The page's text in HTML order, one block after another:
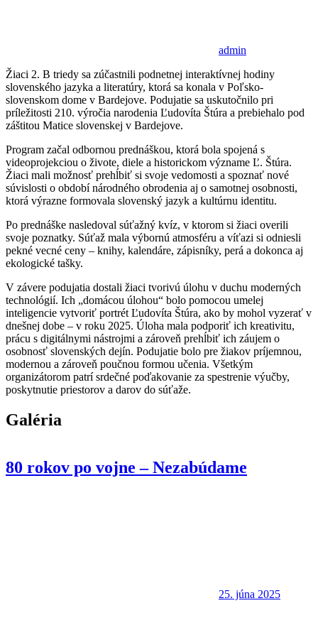
admin
Žiaci 2. B triedy sa zúčastnili podnetnej interaktívnej hodiny
slovenského jazyka a literatúry, ktorá sa konala v Poľsko-
slovenskom dome v Bardejove. Podujatie sa uskutočnilo pri
príležitosti 210. výročia narodenia Ľudovíta Štúra a prebiehalo pod
záštitou Matice slovenskej v Bardejove.
Program začal odbornou prednáškou, ktorá bola spojená s
videoprojekciou o živote, diele a historickom význame Ľ. Štúra.
Žiaci mali možnosť prehĺbiť si svoje vedomosti a spoznať nové
súvislosti o období národného obrodenia aj o samotnej osobnosti,
ktorá výrazne formovala slovenský jazyk a kultúrnu identitu.
Po prednáške nasledoval súťažný kvíz, v ktorom si žiaci overili
svoje poznatky. Súťaž mala výbornú atmosféru a víťazi si odniesli
pekné vecné ceny – knihy, kalendáre, zápisníky, perá a dokonca aj
ekologické tašky.
V závere podujatia dostali žiaci tvorivú úlohu v duchu moderných
technológií. Ich „domácou úlohou“ bolo pomocou umelej
inteligencie vytvoriť portrét Ľudovíta Štúra, ako by mohol vyzerať v
dnešnej dobe – v roku 2025. Úloha mala podporiť ich kreativitu,
prácu s digitálnymi nástrojmi a zároveň prehĺbiť ich záujem o
osobnosť slovenských dejín. Podujatie bolo pre žiakov príjemnou,
modernou a zároveň poučnou formou učenia. Všetkým
organizátorom patrí srdečné poďakovanie za spestrenie výučby,
poskytnutie priestorov a darov do súťaže.
Galéria
80 rokov po vojne – Nezabúdame
25. júna 2025